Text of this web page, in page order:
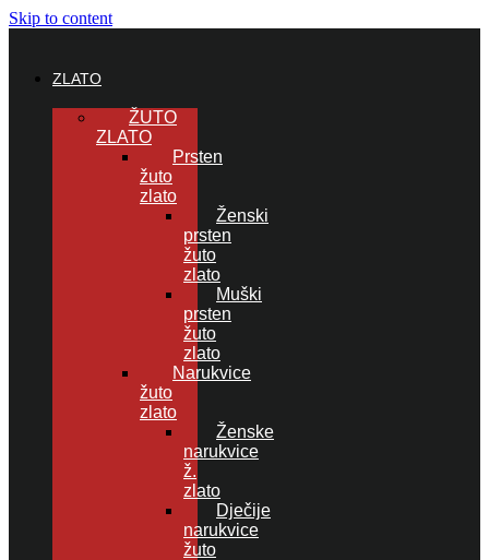
Skip to content
ZLATO
ŽUTO
ZLATO
Prsten
žuto
zlato
Ženski
prsten
žuto
zlato
Muški
prsten
žuto
zlato
Narukvice
žuto
zlato
Ženske
narukvice
ž.
zlato
Dječije
narukvice
žuto